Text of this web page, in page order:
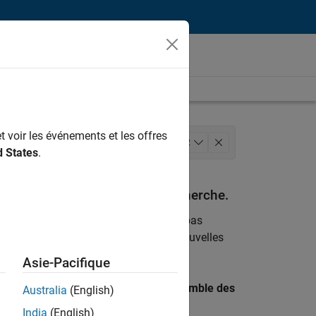
commerciales 2
à vos critères de recherche.
. Si malgré tout vous ne trouvez pas
pour vous tenir au courant des nouvelles
par lieu pour trouver l’ensemble des
voir les événements et les offres
States.
Asie-Pacifique
Australia (English)
India (English)